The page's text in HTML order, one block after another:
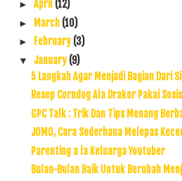
► April (12)
► March (10)
► February (3)
▼ January (9)
5 Langkah Agar Menjadi Bagian Dari
Resep Corndog Ala Drakor Pakai
GPC Talk : Trik Dan Tips Menang
JOMO, Cara Sederhana Melepas
Parenting a la Keluarga Youtuber
Bulan-Bulan Baik Untuk Berubah